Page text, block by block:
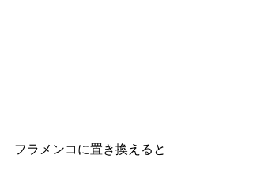
フラメンコに置き換えると